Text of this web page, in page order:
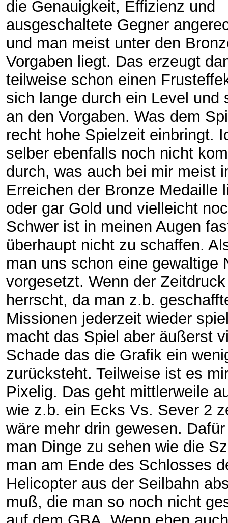
die Genauigkeit, Effizienz und
ausgeschaltete Gegner
und man meist unter den
Vorgaben liegt. Das erzeugt
teilweise schon einen
sich lange durch ein Level und
an den Vorgaben. Was dem
recht hohe Spielzeit einbringt.
selber ebenfalls noch nicht
durch, was auch bei mir meist
Erreichen der Bronze Medaille
oder gar Gold und vielleicht
Schwer ist in meinen Augen
überhaupt nicht zu schaffen.
man uns schon eine gewaltige
vorgesetzt. Wenn der
herrscht, da man z.b.
Missionen jederzeit wieder
macht das Spiel aber äußerst
Schade das die Grafik ein
zurücksteht. Teilweise ist es
Pixelig. Das geht mittlerweile
wie z.b. ein Ecks Vs. Sever 2
wäre mehr drin gewesen.
man Dinge zu sehen wie die
man am Ende des Schlosses
Helicopter aus der Seilbahn
muß, die man so noch nicht